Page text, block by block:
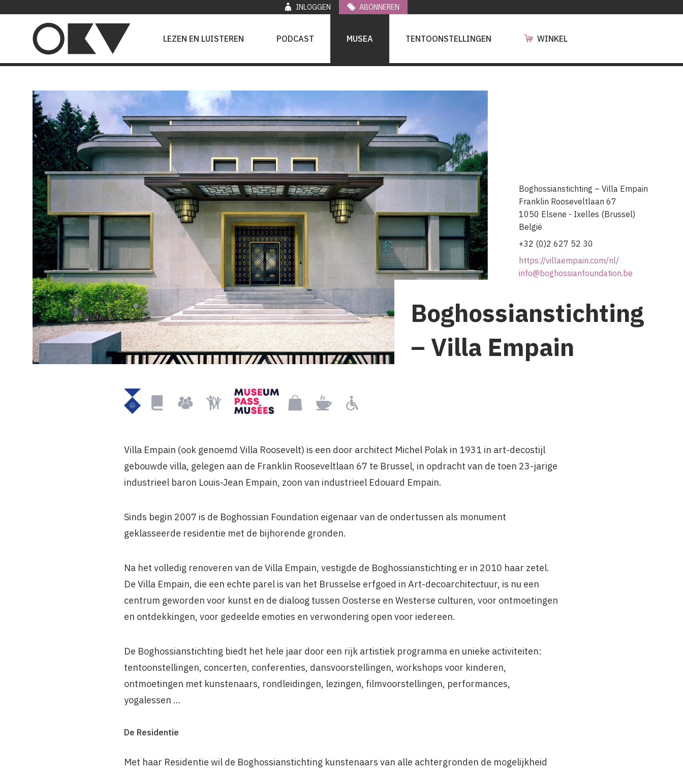
INLOGGEN ABONNEREN
navigation
LEZEN EN LUISTEREN PODCAST MUSEA TENTOONSTELLINGEN WINKEL
Boghossianstichting
– Villa Empain
Boghossianstichting – Villa Empain
Franklin Rooseveltlaan 67
1050 Elsene - Ixelles (Brussel)
België
+32 (0)2 627 52 30
https://villaempain.com/nl/
info@boghossianfoundation.be
Beschermd
momument
BibliotheekGroepenKindvriendelijk
Museumpass
MuseumshopRestaurantRolstoelgebruiker
Villa Empain (ook genoemd Villa Roosevelt) is een door architect Michel Polak in 1931 in art-decostijl
gebouwde villa, gelegen aan de Franklin Rooseveltlaan 67 te Brussel, in opdracht van de toen 23-jarige
industrieel baron Louis-Jean Empain, zoon van industrieel Edouard Empain.
Sinds begin 2007 is de Boghossian Foundation eigenaar van de ondertussen als monument
geklasseerde residentie met de bijhorende gronden.
Na het volledig renoveren van de Villa Empain, vestigde de Boghossianstichting er in 2010 haar zetel.
De Villa Empain, die een echte parel is van het Brusselse erfgoed in Art-decoarchitectuur, is nu een
centrum geworden voor kunst en de dialoog tussen Oosterse en Westerse culturen, voor ontmoetingen
en ontdekkingen, voor gedeelde emoties en verwondering open voor iedereen.
De Boghossianstichting biedt het hele jaar door een rijk artistiek programma en unieke activiteiten:
tentoonstellingen, concerten, conferenties, dansvoorstellingen, workshops voor kinderen,
ontmoetingen met kunstenaars, rondleidingen, lezingen, filmvoorstellingen, performances,
yogalessen …
De Residentie
Met haar Residentie wil de Boghossianstichting kunstenaars van alle achtergronden de mogelijkheid